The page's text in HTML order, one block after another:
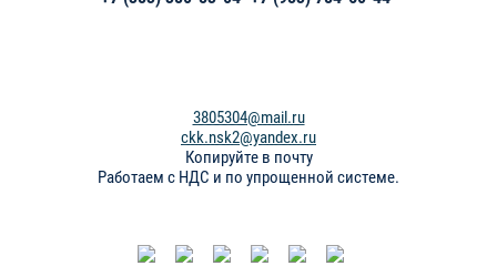
3805304@mail.ru
ckk.nsk2@yandex.ru
Копируйте в почту
Работаем с НДС и по упрощенной системе.